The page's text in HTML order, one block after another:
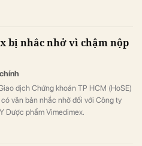
bị nhắc nhở vì chậm nộp
dịch Chứng khoán TP HCM (HoSE)
văn bản nhắc nhở đối với Công ty
Dược phẩm Vimedimex.